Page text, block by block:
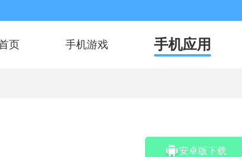
页 手机游戏 手机应用
安卓版下载